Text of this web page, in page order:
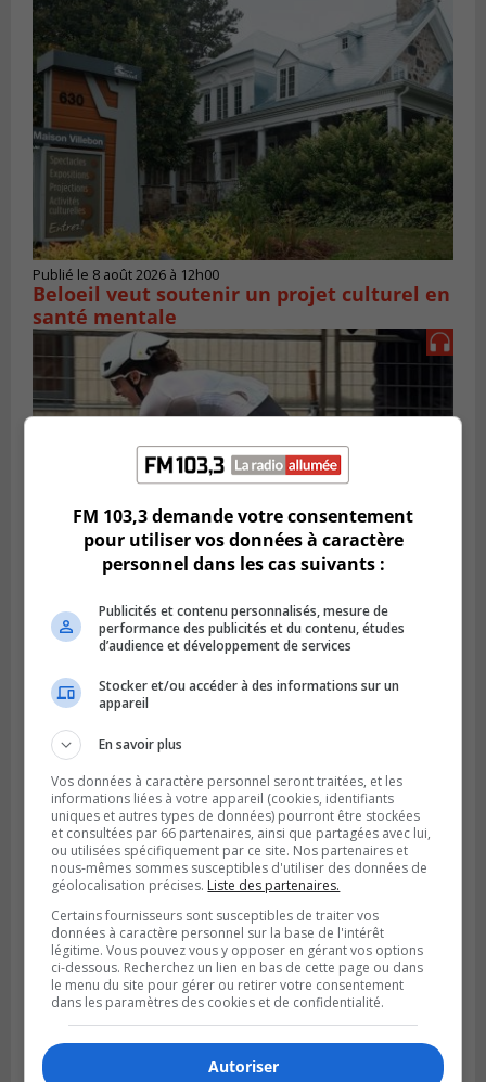
Publié le 8 août 2026 à 12h00
Beloeil veut soutenir un projet culturel en
santé mentale
SAINT-LAMBERT
Publié le 5 août 2026 à 08h23
De la fibrose kystique à l’Ironman : le
Publié le 4 août 2026 à 13h18
Des fromages de la Laiterie Coaticook
rappelés par l’ACIA
FM 103,3 demande votre consentement
pour utiliser vos données à caractère
personnel dans les cas suivants :
Publicités et contenu personnalisés, mesure de
performance des publicités et du contenu, études
d’audience et développement de services
Stocker et/ou accéder à des informations sur un
appareil
En savoir plus
Vos données à caractère personnel seront traitées, et les
informations liées à votre appareil (cookies, identifiants
uniques et autres types de données) pourront être stockées
et consultées par 66 partenaires, ainsi que partagées avec lui,
ou utilisées spécifiquement par ce site. Nos partenaires et
nous-mêmes sommes susceptibles d'utiliser des données de
géolocalisation précises. Liste des partenaires.
Certains fournisseurs sont susceptibles de traiter vos
données à caractère personnel sur la base de l'intérêt
légitime. Vous pouvez vous y opposer en gérant vos options
ci-dessous. Recherchez un lien en bas de cette page ou dans
le menu du site pour gérer ou retirer votre consentement
dans les paramètres des cookies et de confidentialité.
Autoriser